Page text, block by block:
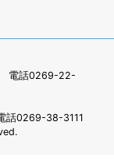
電話0269-22-
0269-38-3111